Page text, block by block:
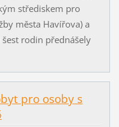
střediskem pro
města Havířova) a
rodin přednášely
pro osoby s